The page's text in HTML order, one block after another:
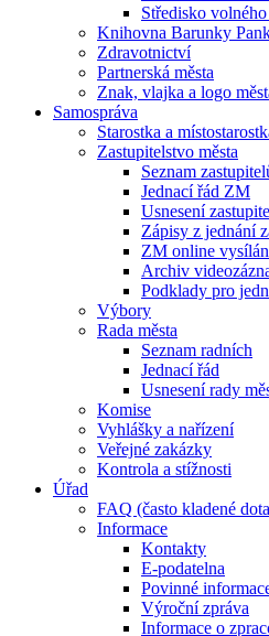
Středisko
Knihovna Barunky
Zdravotnictví
Partnerská města
Znak, vlajka a logo
Samospráva
Starostka a
Zastupitelstvo města
Seznam
Jednací řád ZM
Usnesení
Zápisy z jednání
ZM online
Archiv
Podklady pro
Výbory
Rada města
Seznam radních
Jednací řád
Usnesení rady
Komise
Vyhlášky a nařízení
Veřejné zakázky
Kontrola a stížnosti
Úřad
FAQ (často kladené
Informace
Kontakty
E-podatelna
Povinné
Výroční zpráva
Informace o